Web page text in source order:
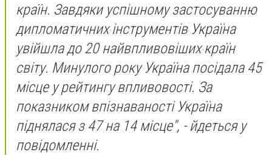
країн. Завдяки успішному застосуванню
дипломатичних інструментів Україна
увійшла до 20 найвпливовіших країн
світу. Минулого року Україна посідала 45
місце у рейтингу впливовості. За
показником впізнаваності Україна
піднялася з 47 на 14 місце", - йдеться у
повідомленні.